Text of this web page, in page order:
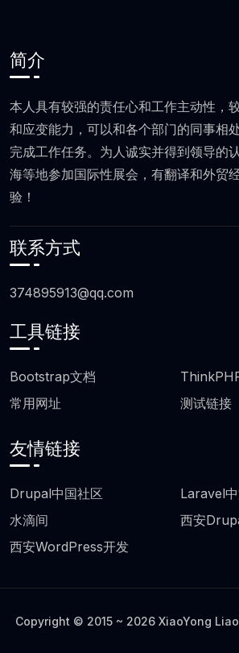
简介
本人具有较强的责任心和工作主动性，
和应变能力，可以和各个部门的同事相
完成工作任务。为人诚实并得到领导的
海等地参加国际性展会，有翻译和外贸
验！
联系方式
374895913@qq.com
工具链接
页脚工具链接
Bootstrap文档
常用网址
测试链接
友情链接
友情链接
Drupal中国社区
Laravel
水滴间
西安
西安WordPress开发
Copyright © 2015 ~ 2026 XiaoYong